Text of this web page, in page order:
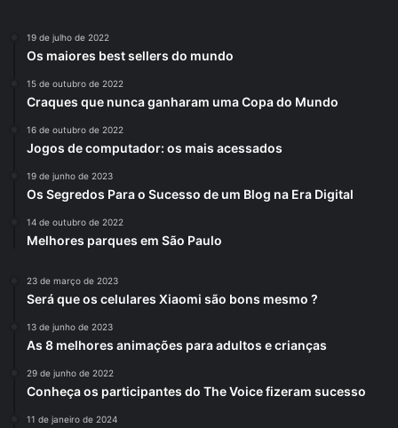
19 de julho de 2022
Os maiores best sellers do mundo
15 de outubro de 2022
Craques que nunca ganharam uma Copa do Mundo
16 de outubro de 2022
Jogos de computador: os mais acessados
19 de junho de 2023
Os Segredos Para o Sucesso de um Blog na Era Digital
14 de outubro de 2022
Melhores parques em São Paulo
23 de março de 2023
Será que os celulares Xiaomi são bons mesmo ?
13 de junho de 2023
As 8 melhores animações para adultos e crianças
29 de junho de 2022
Conheça os participantes do The Voice fizeram sucesso
11 de janeiro de 2024